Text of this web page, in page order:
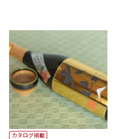
カタログ掲載